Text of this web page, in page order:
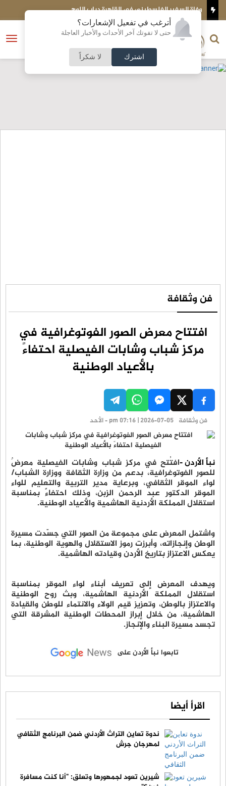
أترغب في تفعيل الإشعارات؟
حتى لا تفوتك آخر الأحداث والأخبار العاجلة
اشترك لا شكراً
وفاة السفير الفلسطيني في القاهرة دياب اللوح
فتح
الناشر و رئيس التحرير
النسخة الكاملة
فن وثقافة
افتتاح معرض الصور الفوتوغرافية في
مركز شباب وشابات الفيصلية احتفاءً
بالأعياد الوطنية
فن وثقافة pm 07:16 | 2026-07-05 - الأحد
نبأ الأردن -افتُتح في مركز شباب وشابات الفيصلية معرضٌ
للصور الفوتوغرافية، بدعم من وزارة الثقافة ووزارة الشباب/
لواء الموقر الثقافي، وبرعاية مدير التربية والتعليم للواء
الموقر الدكتور عبد الرحمن الزبن، وذلك احتفاءً بمناسبة
استقلال المملكة الأردنية الهاشمية والأعياد الوطنية.
واشتمل المعرض على مجموعة من الصور التي جسّدت مسيرة
الوطن وإنجازاته، وأبرزت رموز الاستقلال والهوية الوطنية، بما
يعكس الاعتزاز بتاريخ الأردن وقيادته الهاشمية.
ويهدف المعرض إلى تعريف أبناء لواء الموقر بمناسبة
استقلال المملكة الأردنية الهاشمية، وبث روح الوطنية
والاعتزاز بالوطن، وتعزيز قيم الولاء والانتماء للوطن والقيادة
الهاشمية، من خلال إبراز المحطات الوطنية المشرقة التي
تجسد مسيرة البناء والإنجاز.
تابعوا نبأ الأردن على
اقرأ أيضا
ندوة تعاين التراث الأردني ضمن البرنامج الثقافي
لمهرجان جرش
شيرين تعود لجمهورها وتعلق: "أنا كنت مسافرة